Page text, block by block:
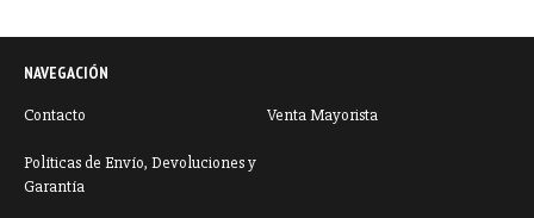
NAVEGACIÓN
Contacto Venta Mayorista
Políticas de Envío, Devoluciones y
Garantía